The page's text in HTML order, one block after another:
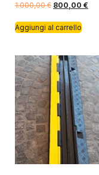
1.000,00€ 800,00 €
Aggiungi al carrello